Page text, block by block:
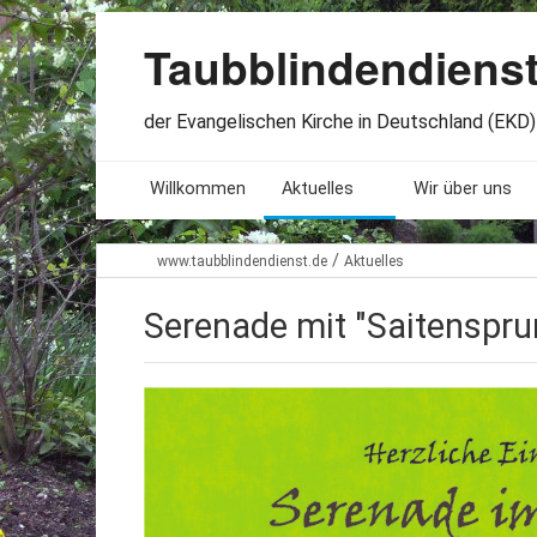
der Evangelischen Kirche in Deutschland (EKD)
Willkommen Aktuelles
Seminare. Termine
Stellenangebote
Wir über uns
Leitlinien
Geschichte
www.taubblindendienst.de / Aktuelles
Serenade mit